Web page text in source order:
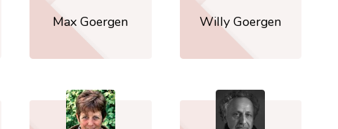
Max Goergen Willy Goergen